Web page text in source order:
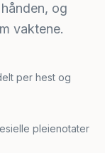
og
vaktene.
per hest og
pleienotater